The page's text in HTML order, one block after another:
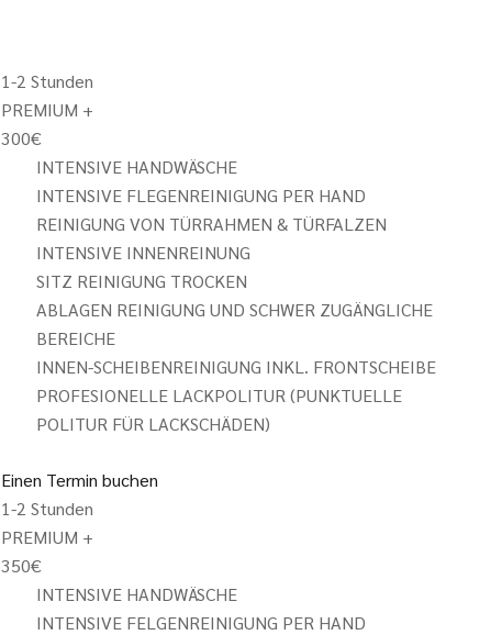
1-2 Stunden
PREMIUM +
300€
INTENSIVE HANDWÄSCHE
INTENSIVE FLEGENREINIGUNG PER HAND
REINIGUNG VON TÜRRAHMEN & TÜRFALZEN
INTENSIVE INNENREINUNG
SITZ REINIGUNG TROCKEN
ABLAGEN REINIGUNG UND SCHWER ZUGÄNGLICHE
BEREICHE
INNEN-SCHEIBENREINIGUNG INKL. FRONTSCHEIBE
PROFESIONELLE LACKPOLITUR (PUNKTUELLE
POLITUR FÜR LACKSCHÄDEN)
Einen Termin buchen
1-2 Stunden
PREMIUM +
350€
INTENSIVE HANDWÄSCHE
INTENSIVE FELGENREINIGUNG PER HAND